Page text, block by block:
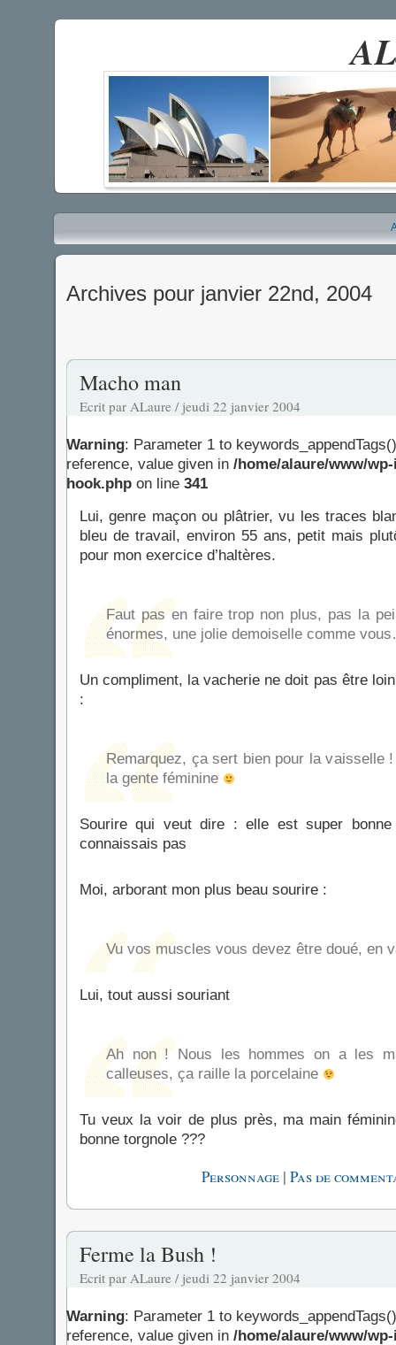
Archives pour janvier 22nd, 2004
Macho man
Ecrit par ALaure / jeudi 22 janvier 2004
Warning: Parameter 1 to
reference, value given in /home/alaure/www/
hook.php on line 341
Lui, genre maçon ou plâtrier, vu les traces
bleu de travail, environ 55 ans, petit mais
pour mon exercice d’haltères.
Faut pas en faire trop non plus, pas la
énormes, une jolie demoiselle comme
Un compliment, la vacherie ne doit pas être
:
Remarquez, ça sert bien pour la vaisselle
la gente féminine
Sourire qui veut dire : elle est super
connaissais pas
Moi, arborant mon plus beau sourire :
Vu vos muscles vous devez être doué, en
Lui, tout aussi souriant
Ah non ! Nous les hommes on a les
calleuses, ça raille la porcelaine
Tu veux la voir de plus près, ma main
bonne torgnole ???
Personnage | Pas de
Ferme la Bush !
Ecrit par ALaure / jeudi 22 janvier 2004
Warning: Parameter 1 to
reference, value given in /home/alaure/www/